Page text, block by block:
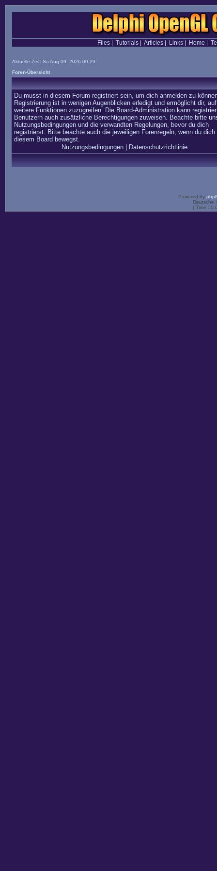
Files| Tutorials| Articles| Links| Home
Aktuelle Zeit: So Aug 09, 2026 00:29
Foren-Übersicht
Du musst in diesem Forum registriert sein, um dich anmelden zu
Registrierung ist in wenigen Augenblicken erledigt und ermöglicht dir, auf
weitere Funktionen zuzugreifen. Die Board-Administration kann
Benutzern auch zusätzliche Berechtigungen zuweisen. Beachte bitte
Nutzungsbedingungen und die verwandten Regelungen, bevor du dich
registrierst. Bitte beachte auch die jeweiligen Forenregeln, wenn du dich
diesem Board bewegst.
Nutzungsbedingungen| Datenschutzrichtlinie
Powered by
Deutsche
[ Time :